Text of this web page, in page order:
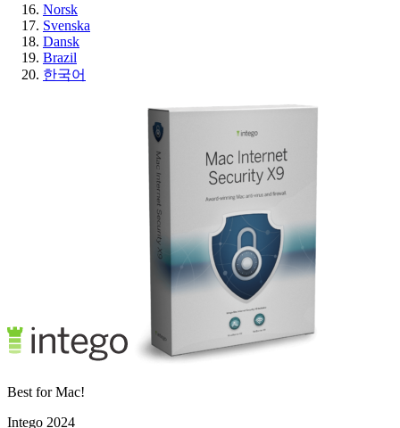
Norsk
Svenska
Dansk
Brazil
한국어
Best for Mac!
Intego 2024